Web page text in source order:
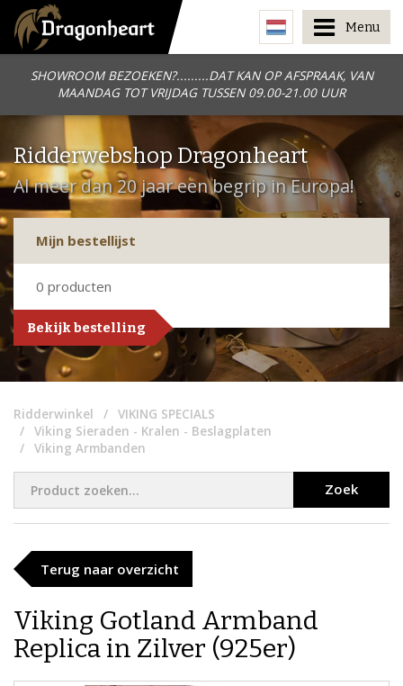
SHOWROOM BEZOEKEN?.........DAT KAN OP AFSPRAAK, VAN
MAANDAG TOT VRIJDAG TUSSEN 09.00-21.00 UUR
Menu
Ridderwebshop Dragonheart
Al meer dan 20 jaar een begrip in Europa!
Mijn bestellijst
0 producten
Bekijk bestelling
Ridderwinkel
VIKING SPECIALS
Viking Sieraden - Kralen - Beslagplaten
Viking Armbanden
Zoek
Terug naar overzicht
Viking Gotland Armband
Replica in Zilver (925er)